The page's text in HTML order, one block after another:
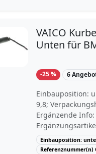
VAICO
Unten für
-25 % 6
Einbauposition:
9,8;
Ergänzende
Motornummer:
09/2008, 03/
Einbauposition:
Referenznummer(n)